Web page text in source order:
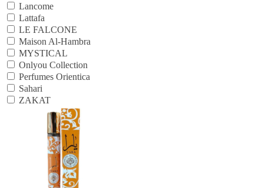
Lancome
Lattafa
LE FALCONE
Maison Al-Hambra
MYSTICAL
Onlyou Collection
Perfumes Orientica
Sahari
ZAKAT